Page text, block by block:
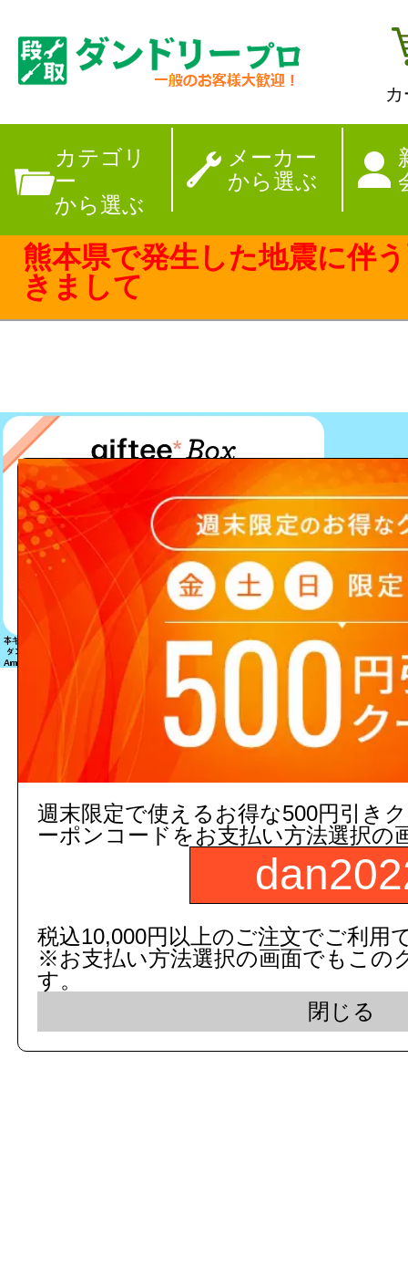
カテゴリ
ー
から選ぶ
メーカー
から選ぶ
【夏季休暇のお
熊本県で発生した地震に伴
きまして
該当する商品は見つかりません
c 2015 dandorie.com All
表示モード： モバ
週末限定で使えるお得な500円引き
ーポンコードをお支払い方法選択の
税込10,000円以上のご注文でご利用
※お支払い方法選択の画面でもこの
す。
閉じる